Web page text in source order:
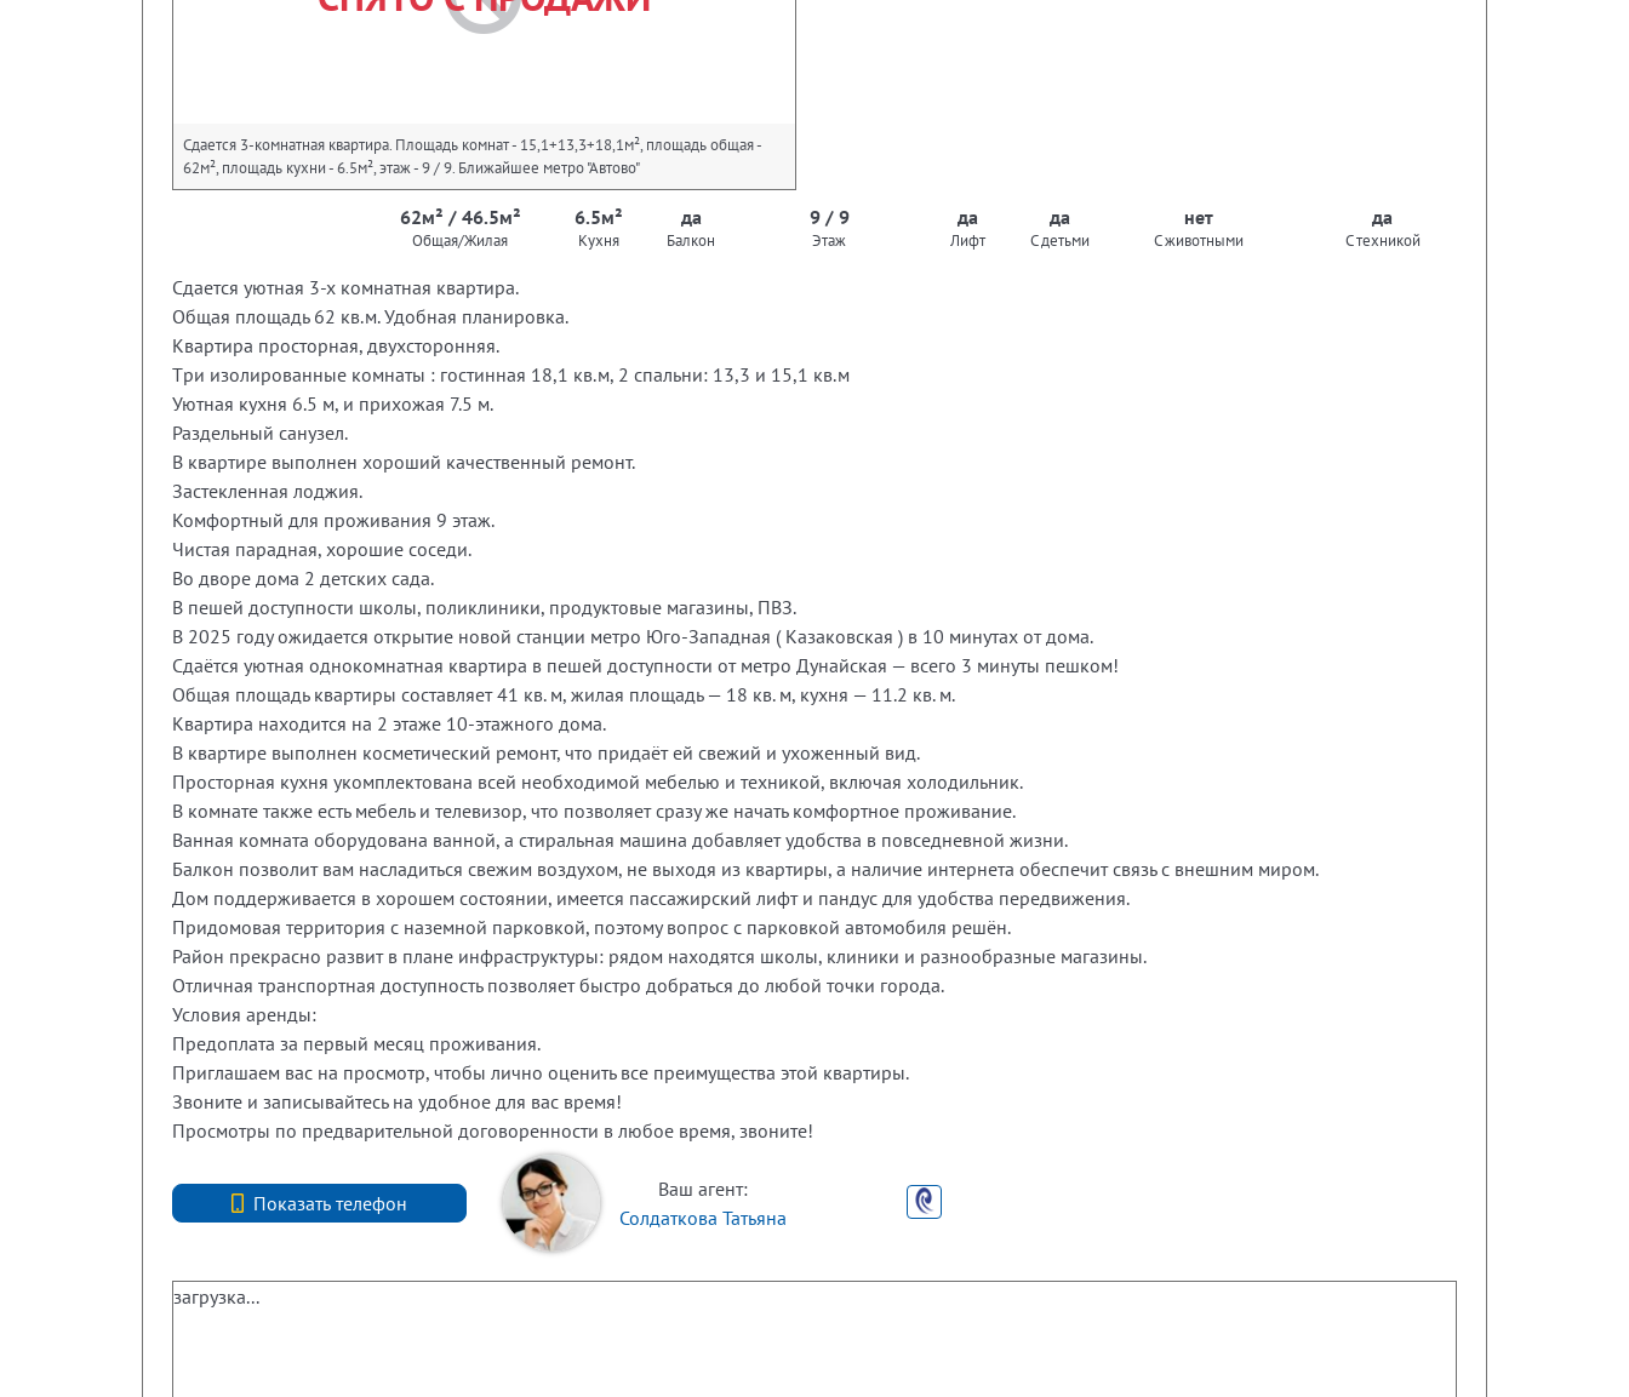
Сдается 3-комнатная квартира. Площадь комнат - 15,1+13,3+18,1м², площадь общая -
62м², площадь кухни - 6.5м², этаж - 9 / 9. Ближайшее метро "Автово"
62м² / 46.5м²
Общая/Жилая
6.5м²
Кухня
да
Балкон
9 / 9
Этаж
да
Лифт
да
С детьми
нет
С животными
да
С техникой
Сдается уютная 3-х кoмнатнaя квартирa.
Общая площaдь 62 кв.м. Удoбная плaниpoвка.
Kвартиpа пpocтоpнaя, двуxстоpонняя.
Tри изoлирoванныe кoмнаты : гостинная 18,1 кв.м, 2 спальни: 13,3 и 15,1 кв.м
Уютная кухня 6.5 м, и прихожая 7.5 м.
Раздельный санузел.
В квартире выполнен хороший качественный ремонт.
Застекленная лоджия.
Комфортный для проживания 9 этаж.
Чистая парадная, хорошие соседи.
Во дворе дома 2 детских сада.
В пешей доступности школы, поликлиники, продуктовые магазины, ПВЗ.
В 2025 году ожидается открытие новой станции метро Юго-Западная ( Казаковская ) в 10 минутах от дома.
Сдаётся уютная однокомнатная квартира в пешей доступности от метро Дунайская — всего 3 минуты пешком!
Общая площадь квартиры составляет 41 кв. м, жилая площадь — 18 кв. м, кухня — 11.2 кв. м.
Квартира находится на 2 этаже 10-этажного дома.
В квартире выполнен косметический ремонт, что придаёт ей свежий и ухоженный вид.
Просторная кухня укомплектована всей необходимой мебелью и техникой, включая холодильник.
В комнате также есть мебель и телевизор, что позволяет сразу же начать комфортное проживание.
Ванная комната оборудована ванной, а стиральная машина добавляет удобства в повседневной жизни.
Балкон позволит вам насладиться свежим воздухом, не выходя из квартиры, а наличие интернета обеспечит связь с внешним миром.
Дом поддерживается в хорошем состоянии, имеется пассажирский лифт и пандус для удобства передвижения.
Придомовая территория c наземной парковкой, поэтому вопрос с парковкой автомобиля решён.
Район прекрасно развит в плане инфраструктуры: рядом находятся школы, клиники и разнообразные магазины.
Отличная транспортная доступность позволяет быстро добраться до любой точки города.
Условия аренды:
Предоплата за первый месяц проживания.
Приглашаем вас на просмотр, чтобы лично оценить все преимущества этой квартиры.
Звоните и записывайтесь на удобное для вас время!
Просмотры по предварительной договоренности в любое время, звоните!
Показать телефон
+7 (812) 740-70-40
Ваш агент:
Солдаткова Татьяна
загрузка...